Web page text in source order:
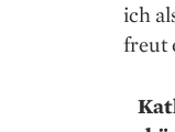
ich
freut